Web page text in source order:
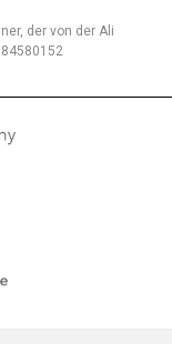
der von der Ali